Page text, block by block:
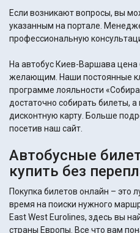
Если возникают вопросы, вы
указанным на портале.
профессиональную
На автобус Киев-Варшава цена
желающим. Наши постоянные
программе лояльности
достаточно собирать билеты,
дисконтную карту. Больше
посетив наш сайт.
Автобусные
купить без
Покупка билетов онлайн – это
время на поиски нужного
East West Eurolines, здесь вы
страны Европы. Все что вам